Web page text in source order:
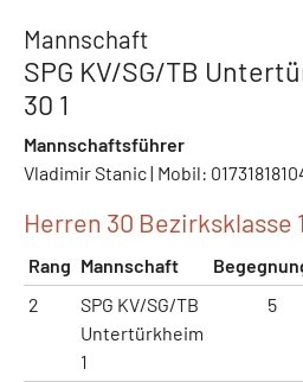
Mannschaft
SPG KV/SG/TB
30 1
Mannschaftsführer
Vladimir Stanic | Mobil:
Herren 30 Bezirksklasse
Rang Mannschaft
2
SPG KV/SG/TB
Untertürkheim
1
5